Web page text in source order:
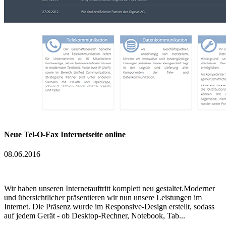
Neue Tel-O-Fax Internetseite online
08.06.2016
Wir haben unseren Internetauftritt komplett neu gestaltet.Moderner
und übersichtlicher präsentieren wir nun unsere Leistungen im
Internet. Die Präsenz wurde im Responsive-Design erstellt, sodass
auf jedem Gerät - ob Desktop-Rechner, Notebook, Tab...